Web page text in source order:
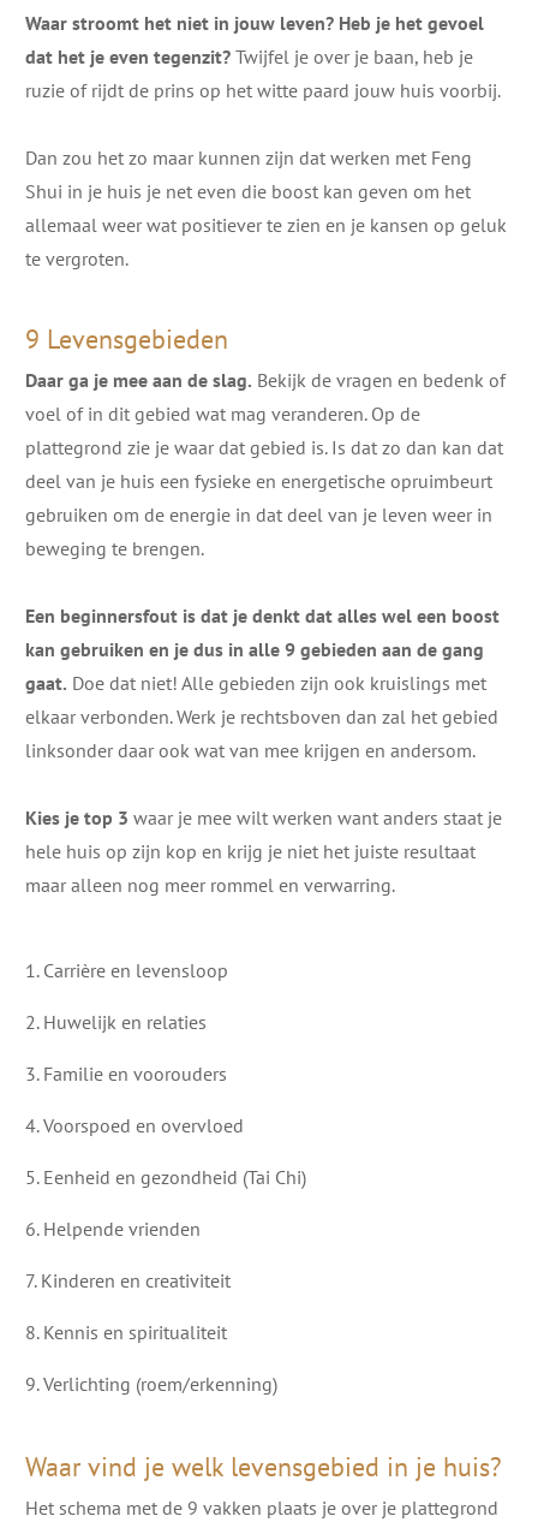
Waar stroomt het niet in jouw leven? Heb je het gevoel
dat het je even tegenzit? Twijfel je over je baan, heb je
ruzie of rijdt de prins op het witte paard jouw huis voorbij.
Dan zou het zo maar kunnen zijn dat werken met Feng
Shui in je huis je net even die boost kan geven om het
allemaal weer wat positiever te zien en je kansen op geluk
te vergroten.
9 Levensgebieden
Daar ga je mee aan de slag. Bekijk de vragen en bedenk of
voel of in dit gebied wat mag veranderen. Op de
plattegrond zie je waar dat gebied is. Is dat zo dan kan dat
deel van je huis een fysieke en energetische opruimbeurt
gebruiken om de energie in dat deel van je leven weer in
beweging te brengen.
Een beginnersfout is dat je denkt dat alles wel een boost
kan gebruiken en je dus in alle 9 gebieden aan de gang
gaat. Doe dat niet! Alle gebieden zijn ook kruislings met
elkaar verbonden. Werk je rechtsboven dan zal het gebied
linksonder daar ook wat van mee krijgen en andersom.
Kies je top 3 waar je mee wilt werken want anders staat je
hele huis op zijn kop en krijg je niet het juiste resultaat
maar alleen nog meer rommel en verwarring.
1. Carrière en levensloop
2. Huwelijk en relaties
3. Familie en voorouders
4. Voorspoed en overvloed
5. Eenheid en gezondheid (Tai Chi)
6. Helpende vrienden
7. Kinderen en creativiteit
8. Kennis en spiritualiteit
9. Verlichting (roem/erkenning)
Waar vind je welk levensgebied in je huis?
Het schema met de 9 vakken plaats je over je plattegrond